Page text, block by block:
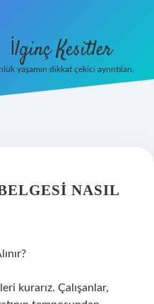
İlginç Kesitler
yaşamın dikkat çekici ayrıntıları.
NASIL
kurarız. Çalışanlar,